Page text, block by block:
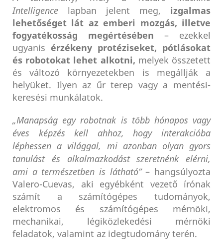
Intelligence lapban jelent meg, izgalmas
lehetőséget lát az emberi mozgás, illetve
fogyatékosság megértésében – ezekkel
ugyanis érzékeny protéziseket, pótlásokat
és robotokat lehet alkotni, melyek összetett
és változó környezetekben is megállják a
helyüket. Ilyen az űr terep vagy a mentési-
keresési munkálatok.
„Manapság egy robotnak is több hónapos vagy
éves képzés kell ahhoz, hogy interakcióba
léphessen a világgal, mi azonban olyan gyors
tanulást és alkalmazkodást szeretnénk elérni,
ami a természetben is látható”– hangsúlyozta
Valero-Cuevas, aki egyébként vezető írónak
számít a számítógépes tudományok,
elektromos és számítógépes mérnöki,
mechanikai, légiközlekedési mérnöki
feladatok, valamint az idegtudomány terén.